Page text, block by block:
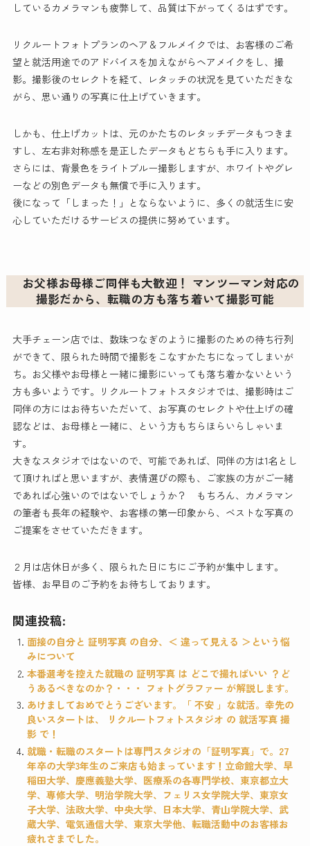
しているカメラマンも疲弊して、品質は下がってくるはずです。
リクルートフォトプランのヘア＆フルメイクでは、お客様のご希
望と就活用途でのアドバイスを加えながらヘアメイクをし、撮
影。撮影後のセレクトを経て、レタッチの状況を見ていただきな
がら、思い通りの写真に仕上げていきます。
しかも、仕上げカットは、元のかたちのレタッチデータもつきま
すし、左右非対称感を是正したデータもどちらも手に入ります。
さらには、背景色をライトブルー撮影しますが、ホワイトやグレ
ーなどの別色データも無償で手に入ります。
後になって「しまった！」とならないように、多くの就活生に安
心していただけるサービスの提供に努めています。
お父様お母様ご同伴も大歓迎！ マンツーマン対応の
撮影だから、転職の方も落ち着いて撮影可能
大手チェーン店では、数珠つなぎのように撮影のための待ち行列
ができて、限られた時間で撮影をこなすかたちになってしまいが
ち。お父様やお母様と一緒に撮影にいっても落ち着かないという
方も多いようです。リクルートフォトスタジオでは、撮影時はご
同伴の方にはお待ちいただいて、お写真のセレクトや仕上げの確
認などは、お母様と一緒に、という方もちらほらいらしゃいま
す。
大きなスタジオではないので、可能であれば、同伴の方は1名とし
て頂ければと思いますが、表情選びの際も、ご家族の方がご一緒
であれば心強いのではないでしょうか？ もちろん、カメラマン
の筆者も長年の経験や、お客様の第一印象から、ベストな写真の
ご提案をさせていただきます。
２月は店休日が多く、限られた日にちにご予約が集中します。
皆様、お早目のご予約をお待ちしております。
関連投稿:
面接の自分と 証明写真 の自分、＜ 違って見える ＞という悩
みについて
本番選考を控えた就職の 証明写真 は どこで撮ればいい ？ど
うあるべきなのか？・・・ フォトグラファー が解説します。
あけましておめでとうございます。「 不安 」な就活。幸先の
良いスタートは、 リクルートフォトスタジオ の 就活写真 撮
影 で！
就職・転職のスタートは専門スタジオの「証明写真」で。27
年卒の大学3年生のご来店も始まっています！立命館大学、早
稲田大学、慶應義塾大学、医療系の各専門学校、東京都立大
学、専修大学、明治学院大学、フェリス女学院大学、東京女
子大学、法政大学、中央大学、日本大学、青山学院大学、武
蔵大学、電気通信大学、東京大学他、転職活動中のお客様お
疲れさまでした。